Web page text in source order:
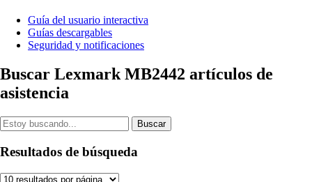
Guía del usuario interactiva
Guías descargables
Seguridad y notificaciones
Buscar Lexmark MB2442 artículos de
asistencia
Buscar
Resultados de búsqueda